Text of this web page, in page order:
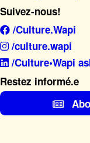
Suivez-nous!
/Culture.Wapi
/culture.wapi
/Culture•Wapi
Restez informé.e